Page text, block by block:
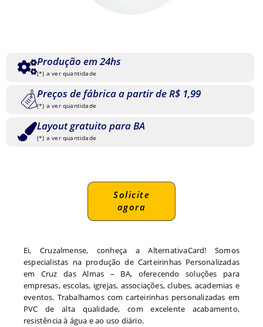
Produção em 24hs
(*) a ver quantidade
Preços de fábrica a partir de R$ 1,99
(*) a ver quantidade
Layout gratuito para BA
(*) a ver quantidade
Solicite
agora
Ei, Cruzalmense, conheça a AlternativaCard! Somos
especialistas na produção de Carteirinhas Personalizadas
em Cruz das Almas – BA, oferecendo soluções para
empresas, escolas, igrejas, associações, clubes, academias e
eventos. Trabalhamos com carteirinhas personalizadas em
PVC de alta qualidade, com excelente acabamento,
resistência à água e ao uso diário.